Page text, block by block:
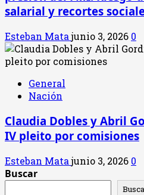
salarial y recortes
Esteban Matajunio 3, 2026 0
General
Nación
Claudia Dobles y Abril
IV pleito por comisiones
Esteban Matajunio 3, 2026 0
Buscar